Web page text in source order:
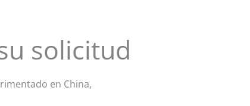
solicitud
en China,